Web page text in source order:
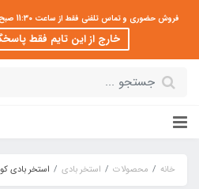
فروش حضوری و تماس تلفنی فقط از ساعت 11:30 صبح تا 2 عصر و 3 تا 8 شب امکان پذیر است
خارج از این تایم فقط
خانه محصولات استخر بادی استخر بادی